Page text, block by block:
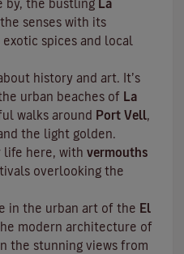
by, the bustling La
senses with its
spices and local
history and art. It’s
urban beaches of La
walks around Port Vell,
the light golden.
life here, with vermouths
overlooking the
in the urban art of the El
modern architecture of
the stunning views from